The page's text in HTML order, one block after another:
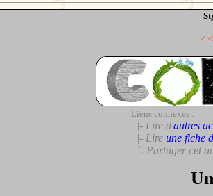
Liens connexes :
|- Lire d'autres
|- Lire une fiche
`- Partager cet